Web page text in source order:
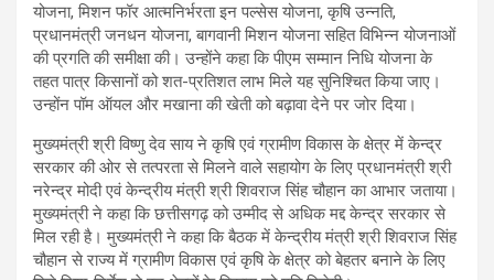
योजना, मिशन फॉर आत्मनिर्भरता इन पल्सेस योजना, कृषि उन्नति,
प्रधानमंत्री जनधन योजना, बागवानी मिशन योजना सहित विभिन्न योजनाओं
की प्रगति की समीक्षा की। उन्होंने कहा कि पीएम सम्मान निधि योजना के
तहत पात्र किसानों को शत-प्रतिशत लाभ मिले यह सुनिश्चित किया जाए।
उन्होंन पॉम ऑयल और मखाना की खेती को बढ़ावा देने पर जोर दिया।
मुख्यमंत्री श्री विष्णु देव साय ने कृषि एवं ग्रामीण विकास के क्षेत्र में केन्द्र
सरकार की ओर से तत्परता से मिलने वाले सहायोग के लिए प्रधानमंत्री श्री
नरेन्द्र मोदी एवं केन्द्रीय मंत्री श्री शिवराज सिंह चौहान का आभार जताया।
मुख्यमंत्री ने कहा कि छत्तीसगढ़ को उम्मीद से अधिक मद्द केन्द्र सरकार से
मिल रही है। मुख्यमंत्री ने कहा कि बैठक में केन्द्रीय मंत्री श्री शिवराज सिंह
चौहान से राज्य में ग्रामीण विकास एवं कृषि के क्षेत्र को बेहतर बनाने के लिए